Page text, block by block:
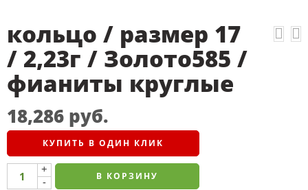
кольцо / размер 17
/ 2,23г / Золото585 /
фианиты круглые
18,286 руб.
КУПИТЬ В ОДИН КЛИК
+
-
В КОРЗИНУ